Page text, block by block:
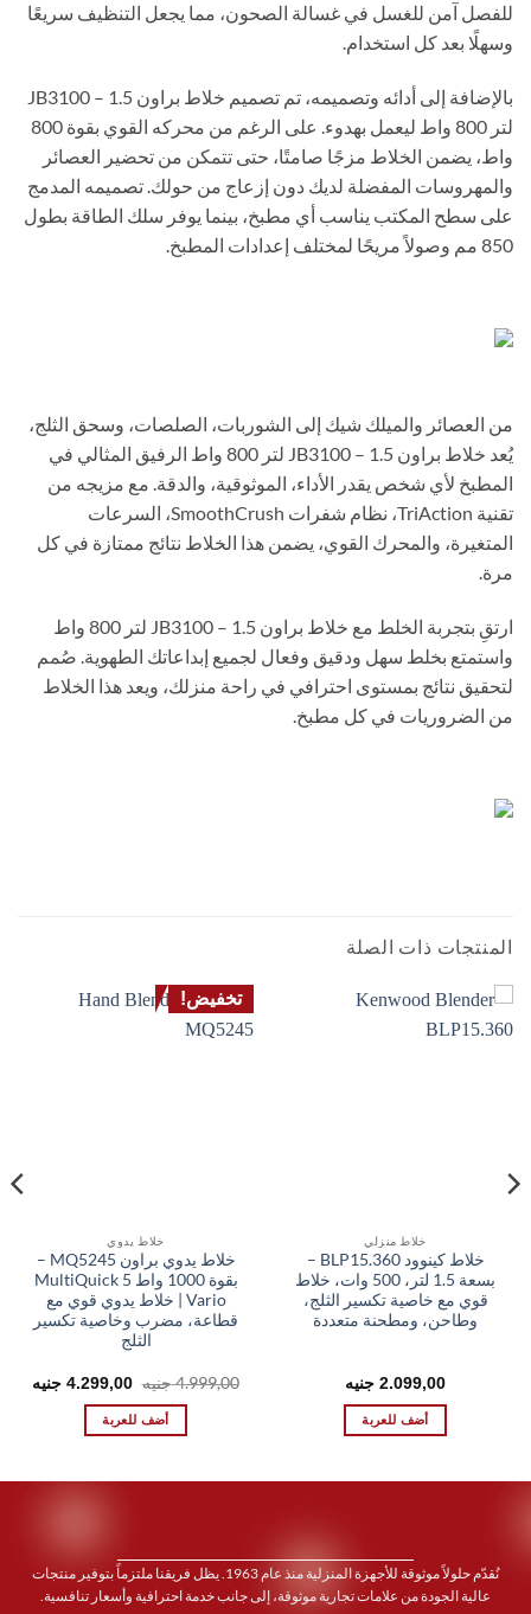
للفصل آمن للغسل في غسالة الصحون، مما يجعل التنظيف سريعًا
وسهلًا بعد كل استخدام.
بالإضافة إلى أدائه وتصميمه، تم تصميم خلاط براون JB3100 – 1.5
لتر 800 واط ليعمل بهدوء. على الرغم من محركه القوي بقوة 800
واط، يضمن الخلاط مزجًا صامتًا، حتى تتمكن من تحضير العصائر
والمهروسات المفضلة لديك دون إزعاج من حولك. تصميمه المدمج
على سطح المكتب يناسب أي مطبخ، بينما يوفر سلك الطاقة بطول
850 مم وصولاً مريحًا لمختلف إعدادات المطبخ.
من العصائر والميلك شيك إلى الشوربات، الصلصات، وسحق الثلج،
يُعد خلاط براون JB3100 – 1.5 لتر 800 واط الرفيق المثالي في
المطبخ لأي شخص يقدر الأداء، الموثوقية، والدقة. مع مزيجه من
تقنية TriAction، نظام شفرات SmoothCrush، السرعات
المتغيرة، والمحرك القوي، يضمن هذا الخلاط نتائج ممتازة في كل
مرة.
ارتقِ بتجربة الخلط مع خلاط براون JB3100 – 1.5 لتر 800 واط
واستمتع بخلط سهل ودقيق وفعال لجميع إبداعاتك الطهوية. صُمم
لتحقيق نتائج بمستوى احترافي في راحة منزلك، ويعد هذا الخلاط
من الضروريات في كل مطبخ.
المنتجات ذات الصلة
خلاط منزلي
خلاط كينوود BLP15.360 –
بسعة 1.5 لتر، 500 وات، خلاط
قوي مع خاصية تكسير الثلج،
وطاحن، ومطحنة متعددة
2.099,00 جنيه
أضف للعربة
تخفيض!
خلاط يدوي
خلاط يدوي براون MQ5245 –
بقوة 1000 واط MultiQuick 5
Vario | خلاط يدوي قوي مع
قطاعة، مضرب وخاصية تكسير
الثلج
4.999,00جنيه السعر
الأصلي
هو:
4.999,00 EGP.
4.299,00 جنيه
أضف للعربة
نُقدّم حلولاً موثوقة للأجهزة المنزلية منذ عام 1963. يظل فريقنا ملتزماً بتوفير منتجات
عالية الجودة من علامات تجارية موثوقة، إلى جانب خدمة احترافية وأسعار تنافسية.